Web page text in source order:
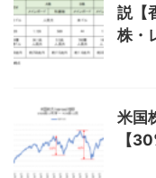
説【
株・
米国
【